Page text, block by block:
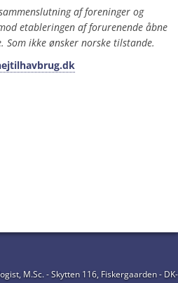
af foreninger og
etableringen af forurenende åbne
Som ikke ønsker norske tilstande.
M.Sc. - Skytten 116, Fiskergaarden - DK-